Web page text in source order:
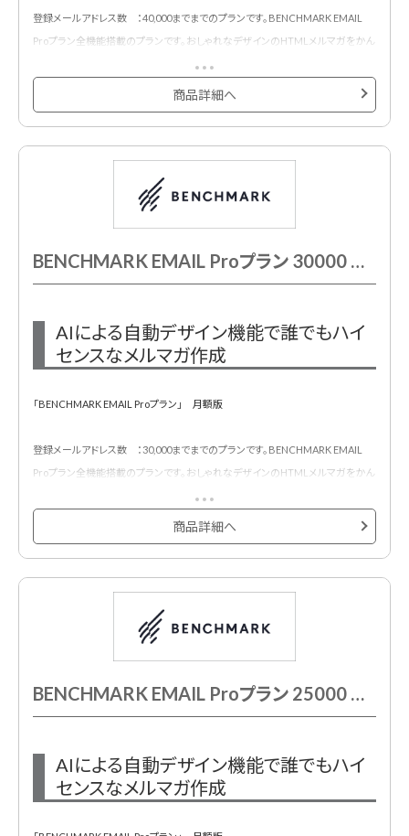
登録メールアドレス数 ：40,000までまでのプランです。BENCHMARK EMAIL
Proプラン全機能搭載のプランです。おしゃれなデザインのHTMLメルマガをかん
たんに作成・配信・効果測定できるメール配信サービスです。
500種類以上のメルマガ用デザインテンプレートが用意されており、プロのデザ
イナーが作成したHTMLメールデザインテンプレートでメール配信システムをは
商品詳細へ
BENCHMARK EMAIL Proプラン 30000 月額契約
AIによる自動デザイン機能で誰でもハイ
センスなメルマガ作成
「BENCHMARK EMAIL Proプラン」 月額版
登録メールアドレス数 ：30,000までまでのプランです。BENCHMARK EMAIL
Proプラン全機能搭載のプランです。おしゃれなデザインのHTMLメルマガをかん
たんに作成・配信・効果測定できるメール配信サービスです。
500種類以上のメルマガ用デザインテンプレートが用意されており、プロのデザ
イナーが作成したHTMLメールデザインテンプレートでメール配信システムをは
商品詳細へ
BENCHMARK EMAIL Proプラン 25000 月額契約
AIによる自動デザイン機能で誰でもハイ
センスなメルマガ作成